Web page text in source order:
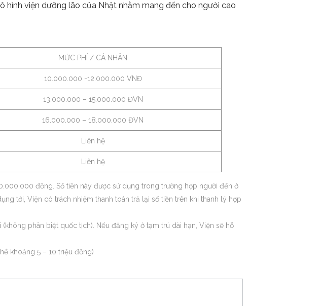
viện dưỡng lão của Nhật nhằm mang đến cho người cao
MỨC PHÍ / CÁ NHÂN
10.000.000 -12.000.000 VNĐ
13.000.000 – 15.000.000 ĐVN
16.000.000 – 18.000.000 ĐVN
Liên hệ
Liên hệ
đồng. Số tiền này được sử dụng trong trường hợp người đến ở
tới, Viện có trách nhiệm thanh toán trả lại số tiền trên khi thanh lý hợp
phân biệt quốc tịch). Nếu đăng ký ở tạm trú dài hạn, Viện sẽ hỗ
khoảng 5 – 10 triệu đồng)